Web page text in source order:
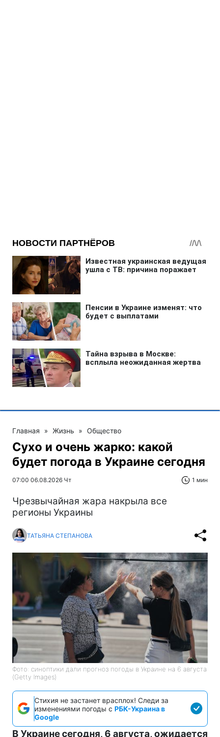
Главная » Жизнь » Общество
Сухо и очень жарко: какой
будет погода в Украине сегодня
07:00 06.08.2026 Чт 1 мин
Чрезвычайная жара накрыла все
регионы Украины
ТАТЬЯНА СТЕПАНОВА
Фото: синоптики дали прогноз погоды в Украине на 6 августа
(Getty Images)
Стихия не застанет врасплох! Следи за
изменениями погоды с РБК-Украина в
Google
В Украине сегодня, 6 августа, ожидается